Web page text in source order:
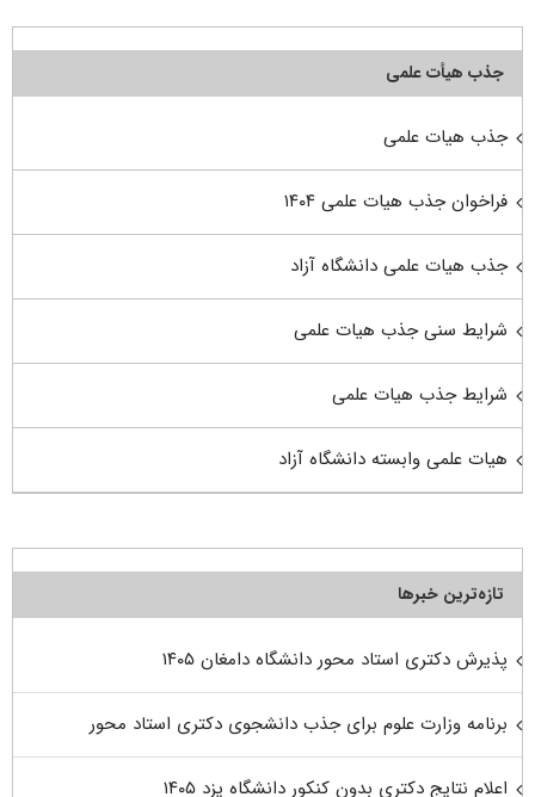
جذب هیأت علمی
جذب هیات علمی
فراخوان جذب هیات علمی ۱۴۰۴
جذب هیات علمی دانشگاه آزاد
شرایط سنی جذب هیات علمی
شرایط جذب هیات علمی
هیات علمی وابسته دانشگاه آزاد
تازه‌ترین خبرها
پذیرش دکتری استاد محور دانشگاه دامغان ۱۴۰۵
برنامه وزارت علوم برای جذب دانشجوی دکتری استاد محور
اعلام نتایج دکتری بدون کنکور دانشگاه یزد ۱۴۰۵